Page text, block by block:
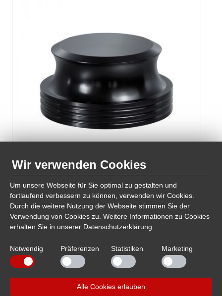
Wir verwenden Cookies
Um unsere Webseite für Sie optimal zu gestalten und
fortlaufend verbessern zu können, verwenden wir Cookies.
Durch die weitere Nutzung der Webseite stimmen Sie der
Verwendung von Cookies zu. Weitere Informationen zu Cookies
erhalten Sie in unserer Datenschutzerklärung
Notwendig Präferenzen Statistiken Marketing
Alle Cookies erlauben
Plattenspieler-Stabilizer PST420 Dynavox Aluminium-
Auflagegewicht für Plattenspieler. Der Stabilizer
verteilt das…
Suchergebnisse 1 bis 12 von 187
2 3 5 9 10 nächste